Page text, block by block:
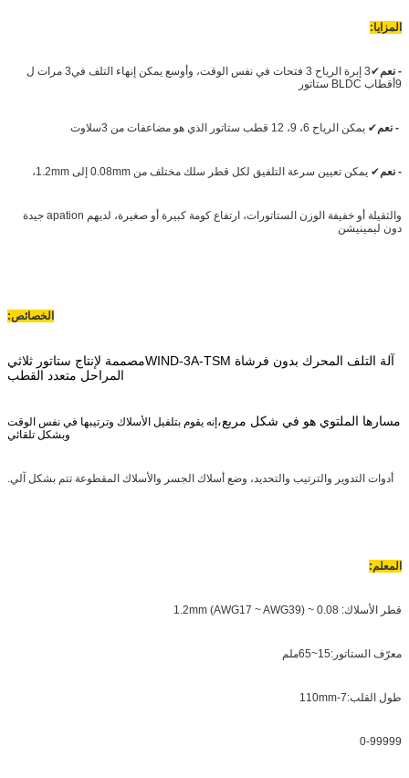
المزايا:
- نعم✔
3 إبرة الرياح 3 فتحات في نفس الوقت، وأوسع يمكن إنهاء التلف في3 مرات ل
9أقطاب BLDC ستاتور
- نعم✔ يمكن الرياح 6، 9، 12 قطب ستاتور الذي هو مضاعفات من 3سلاوت
- نعم✔ يمكن تعيين سرعة التلفيق لكل قطر سلك مختلف من 0.08mm إلى 1.2mm،
والثقيلة أو خفيفة الوزن الستاتورات، ارتفاع كومة كبيرة أو صغيرة، لديهم apation جيدة
دون ليمينيشن
الخصائص:
آلة التلف المحرك بدون فرشاة WIND-3A-TSM
مصممة لإنتاج ستاتور ثلاثي
المراحل متعدد القطب
مسارها الملتوي هو في شكل مربع،إنه يقوم بتلفيل الأسلاك وترتيبها في نفس الوقت
وبشكل تلقائي
أدوات التدوير والترتيب والتحديد، وضع أسلاك الجسر والأسلاك المقطوعة تتم بشكل آلي.
المعلم:
قطر الأسلاك: 0.08 ~ 1.2mm (AWG17 ~ AWG39)
معرّف الستاتور:15~65ملم
طول القلب:7-110mm
0-99999